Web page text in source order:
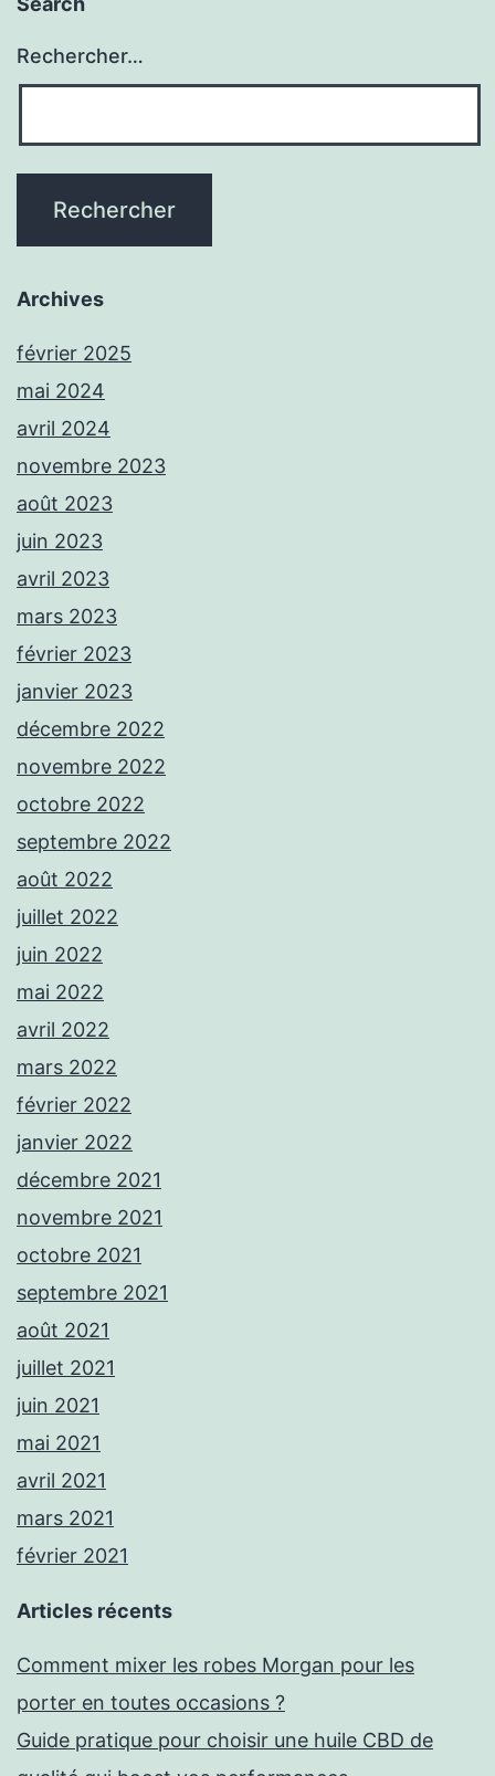
Rechercher…
Archives
février 2025
mai 2024
avril 2024
novembre 2023
août 2023
juin 2023
avril 2023
mars 2023
février 2023
janvier 2023
décembre 2022
novembre 2022
octobre 2022
septembre 2022
août 2022
juillet 2022
juin 2022
mai 2022
avril 2022
mars 2022
février 2022
janvier 2022
décembre 2021
novembre 2021
octobre 2021
septembre 2021
août 2021
juillet 2021
juin 2021
mai 2021
avril 2021
mars 2021
février 2021
Articles récents
Comment mixer les robes Morgan pour les
porter en toutes occasions ?
Guide pratique pour choisir une huile CBD de